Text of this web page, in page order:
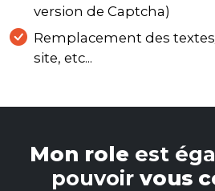
version de Captcha)
Remplacement des
site, etc...
Mon role est
pouvoir vous